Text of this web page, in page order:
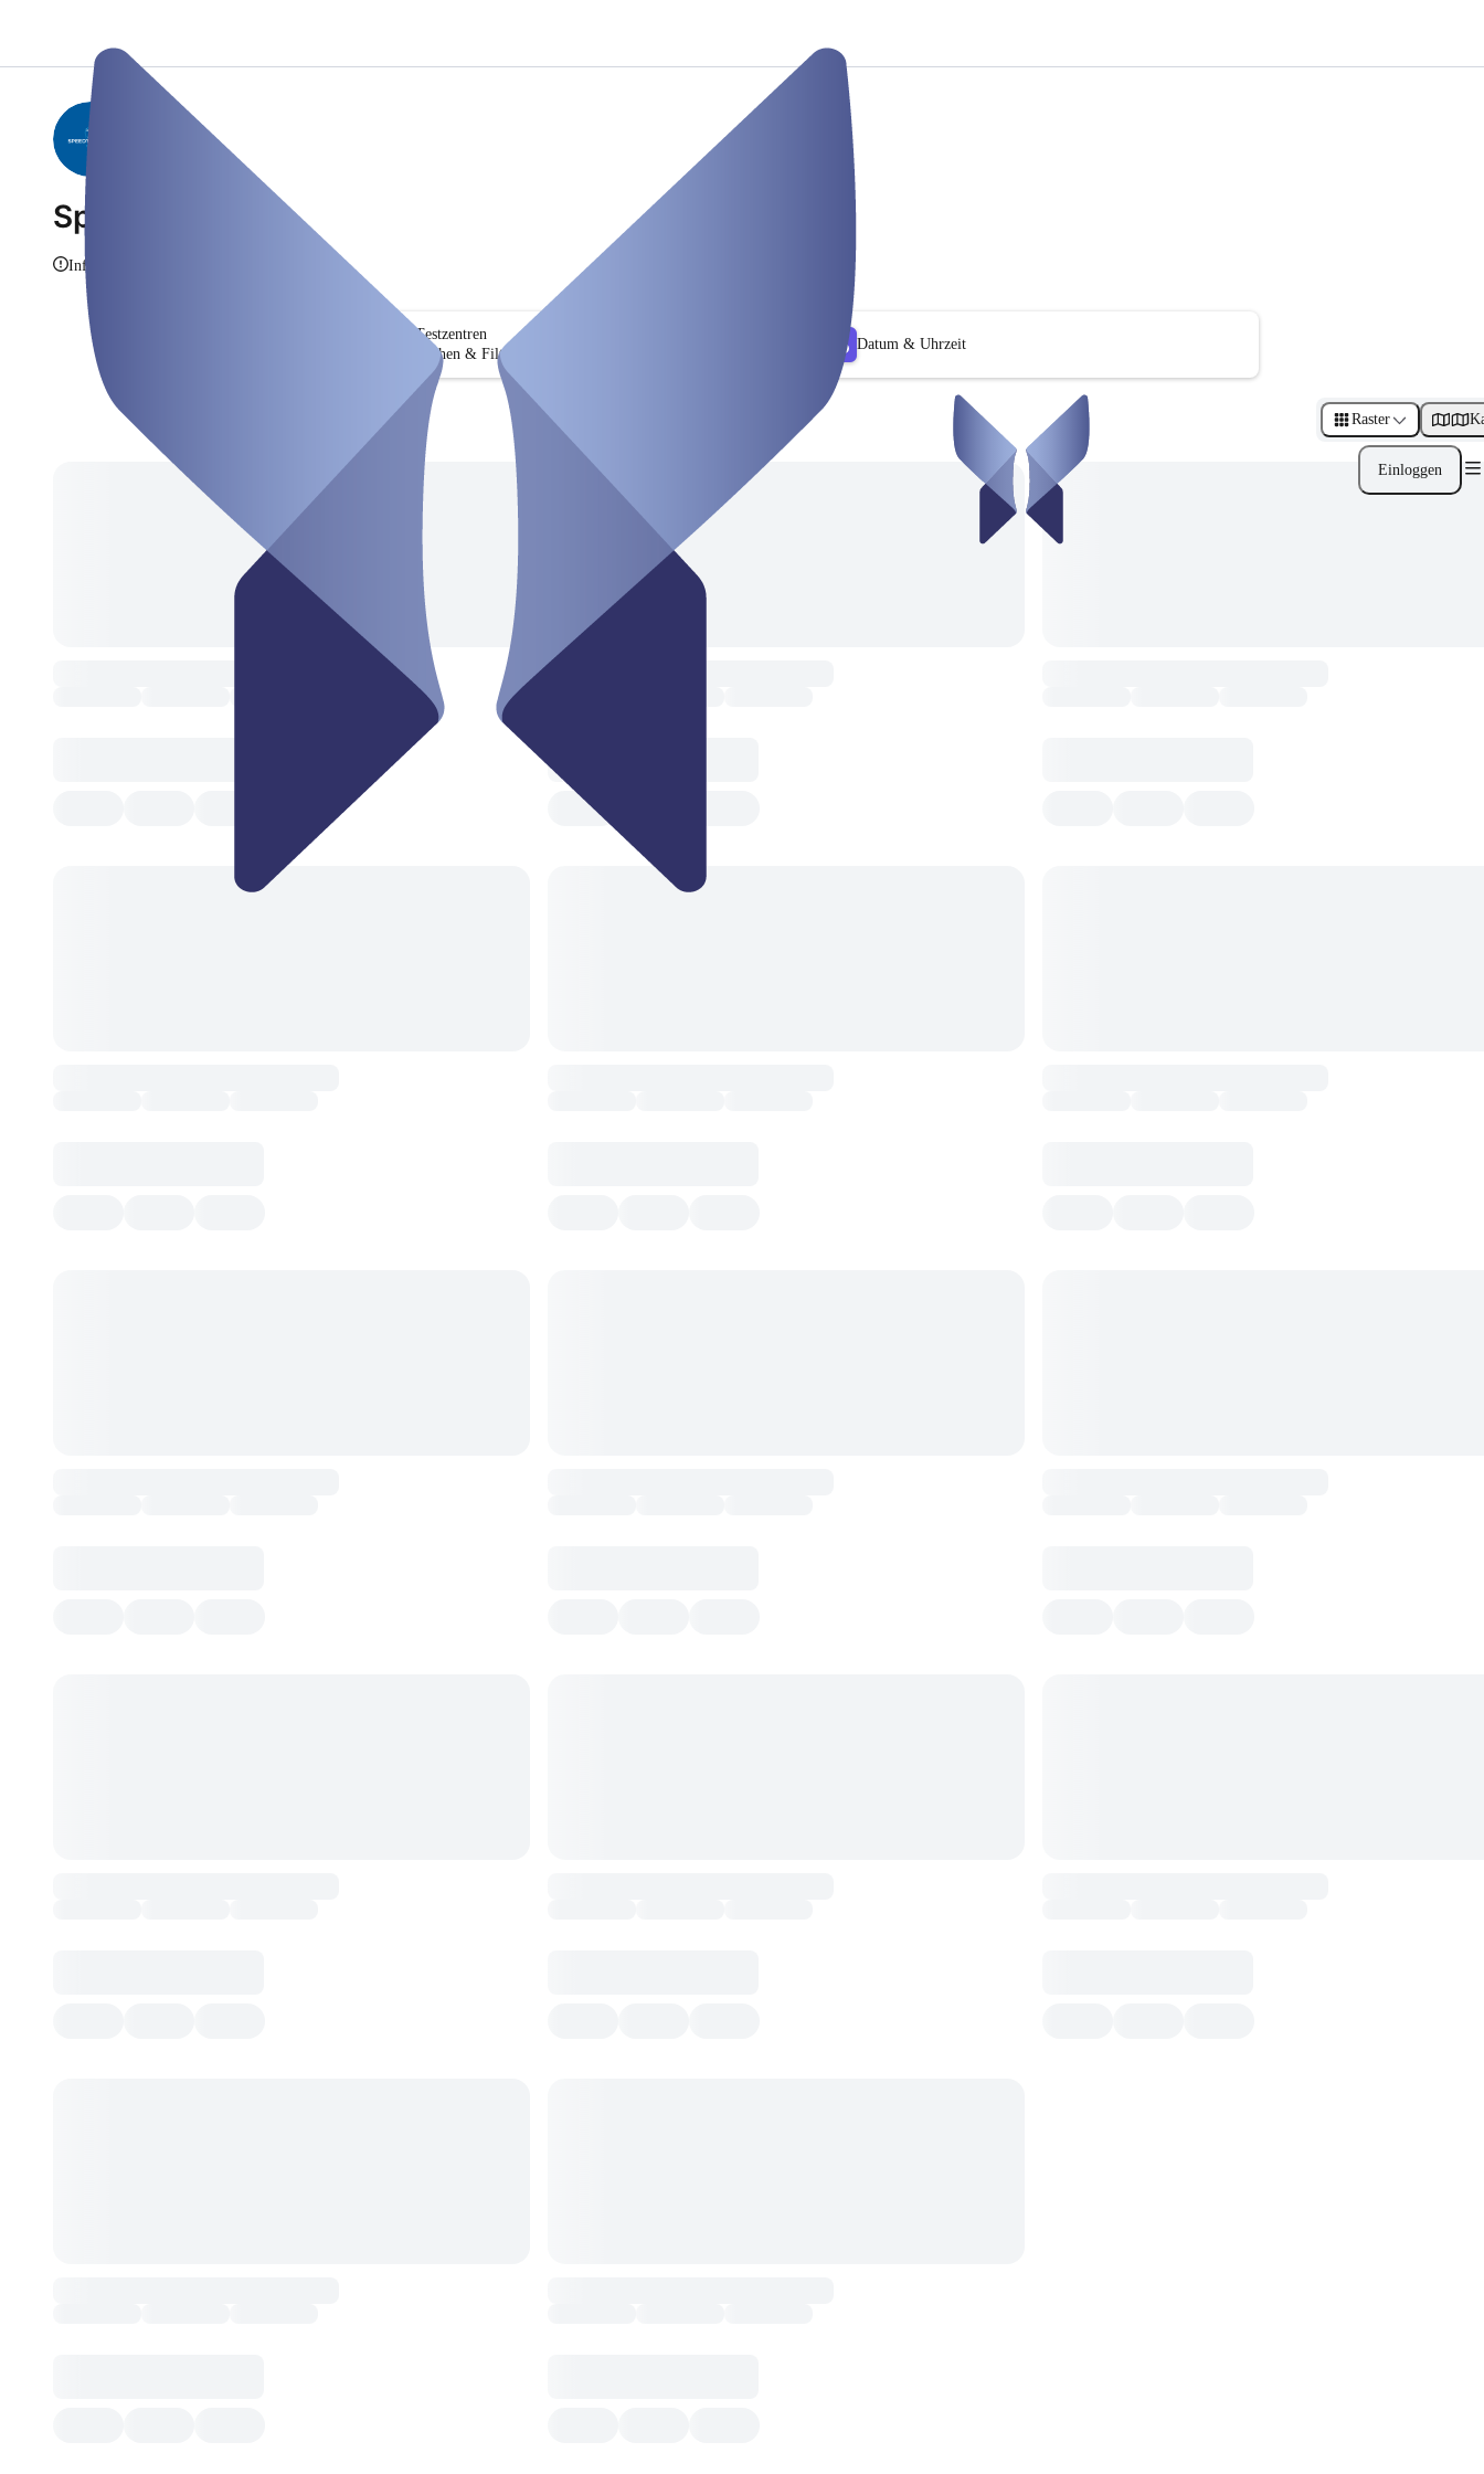
Einloggen
SpeedTest4You
Info anzeigen
Testzentren
Suchen & Filter
Datum & Uhrzeit
Raster